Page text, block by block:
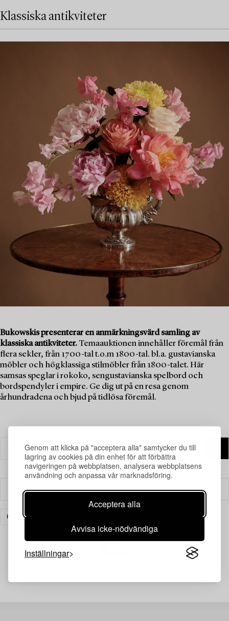
Genom att klicka på "acceptera alla" samtycker du till
lagring av cookies på din enhet för att förbättra
navigeringen på webbplatsen, analysera webbplatsens
användning och anpassa vår marknadsföring.
Acceptera alla
Avvisa icke-nödvändiga
Inställningar
Klassiska antikviteter
Bukowskis presenterar en anmärkningsvärd samling av
klassiska antikviteter. Temaauktionen innehåller föremål från
flera sekler, från 1700-tal t.o.m 1800-tal. bl.a. gustavianska
möbler och högklassiga stilmöbler från 1800-talet. Här
samsas speglar i rokoko, sengustavianska spelbord och
bordspendyler i empire. Ge dig ut på en resa genom
århundradena och bjud på tidlösa föremål.
Filter
KERAMIK & PORSLIN